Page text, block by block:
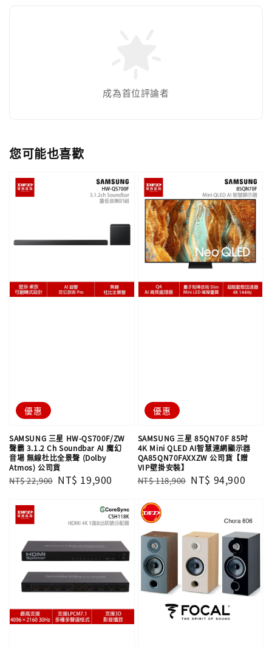
成為首位評論者
您可能也喜歡
優惠
SAMSUNG 三星 HW-QS700F/ZW
聲霸 3.1.2 Ch Soundbar AI 魔幻
音場 無線杜比全景聲 (Dolby
Atmos) 公司貨
Regular
NT$ 22,900 Sale
NT$ 19,900
優惠
SAMSUNG 三星 85QN70F 85吋
4K Mini QLED AI智慧連網顯示器
QA85QN70FAXXZW 公司貨【贈
VIP壁掛安裝】
Regular
NT$ 118,900 Sale
NT$ 94,900